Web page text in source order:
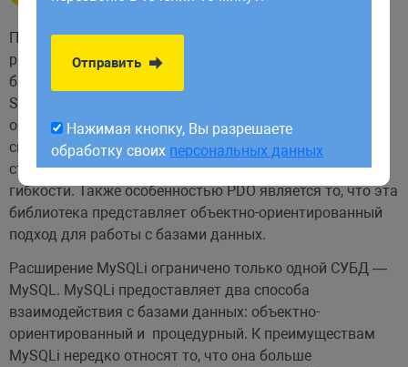
Преимуществом pdo является то, что оно позволяет
работать не только с mysql, но и с еще рядом систем
баз данных — Firebird, PostreSQL, SQLite, Oracle, MS SQL
Server и т.д. С помощью PDO можно использовать
общий подход для подключения к поддерживаемым
системам баз данных, где часто достаточно изменить
строку подключения, что естественно добавляет
гибкости. Также особенностью PDO является то, что эта
библиотека представляет объектно-ориентированный
подход для работы с базами данных.
Расширение MySQLi ограничено только одной СУБД —
MySQL. MySQLi предоставляет два способа
взаимодействия с базами данных: объектно-
ориентированный и процедурный. К преимуществам
MySQLi нередко относят то, что она больше
обработку своихперсональных данных
Отправить
Нажимая кнопку, Вы разрешаете
обработку своих персональных данных